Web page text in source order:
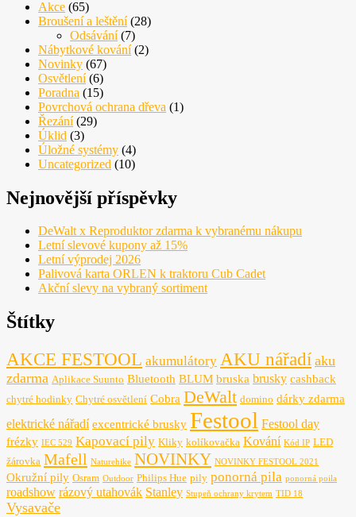
Akce (65)
Broušení a leštění(28)
Odsávání(7)
Nábytkové kování(2)
Novinky (67)
Osvětlení(6)
Poradna (15)
Povrchová ochrana dřeva (1)
Řezání(29)
Úklid (3)
Úložné systémy (4)
Uncategorized (10)
Nejnovější příspěvky
DeWalt x Reproduktor zdarma k vybranému nákupu
Letní slevové kupony až 15%
Letní výprodej 2026
Palivová karta ORLEN k traktoru Cub Cadet
Akční slevy na vybraný sortiment
Štítky
AKCE FESTOOL akumulátory AKU nářadí aku
zdarma Aplikace Suunto Bluetooth BLUM bruska brusky cashback
chytré hodinky Chytré osvětlení Cobra DeWalt domino dárky zdarma
elektrické nářadí excentrické brusky Festool Festool day
frézky IEC 529 Kapovací pily Kliky kolíkovačka Kování Kód IP LED
žárovka Mafell Naturehike NOVINKY NOVINKY FESTOOL 2021
Okružní pily Osram Outdoor Philips Hue pily ponorná pila ponorná poila
roadshow rázový utahovák Stanley Stupeň ochrany krytem TID 18
Vysavače